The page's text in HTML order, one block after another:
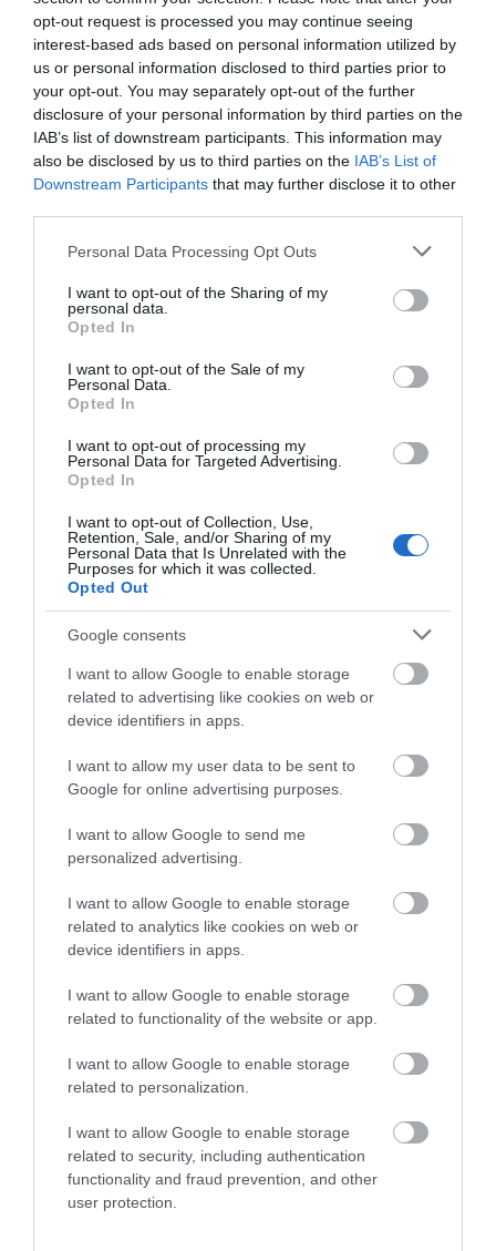
opt-out request is processed you may continue seeing
interest-based ads based on personal information utilized by
us or personal information disclosed to third parties prior to
your opt-out. You may separately opt-out of the further
disclosure of your personal information by third parties on the
IAB’s list of downstream participants. This information may
also be disclosed by us to third parties on the IAB’s List of
Downstream Participants that may further disclose it to other
Please note that this website/app uses one or more Google
not limited to your visit or usage behaviour. You may click to
grant or deny consent to Google and its third-party tags to
use your data for below specified purposes in below Google
consent section.
Personal Data Processing Opt Outs
I want to opt-out of the Sharing of my
personal data.
Opted In
I want to opt-out of the Sale of my
Personal Data.
Opted In
I want to opt-out of processing my
Personal Data for Targeted Advertising.
Opted In
I want to opt-out of Collection, Use,
Retention, Sale, and/or Sharing of my
Personal Data that Is Unrelated with the
Purposes for which it was collected.
Opted Out
Google consents
I want to allow Google to enable storage
related to advertising like cookies on web or
device identifiers in apps.
I want to allow my user data to be sent to
Google for online advertising purposes.
I want to allow Google to send me
personalized advertising.
I want to allow Google to enable storage
related to analytics like cookies on web or
device identifiers in apps.
I want to allow Google to enable storage
related to functionality of the website or app.
I want to allow Google to enable storage
related to personalization.
I want to allow Google to enable storage
related to security, including authentication
functionality and fraud prevention, and other
user protection.
08.08.2026 | 18:40
Αγανάκτηση σε χωριό της
Εύβοιας: Μένουν κάθε μέρα χωρίς
νερό – Σοβαρή καταγγελία
08.08.2026 | 18:20
Αγροτικές ενισχύσεις: Ποιοι θα
λάβουν νωρίτερα τις
08.08.2026 | 18:00
Σε πελάγη ευτυχίας
αντιδήμαρχος στην Εύβοια! Έγινε
08.08.2026 | 17:40
οικογενειακές διακοπές στην
Εύβοια! Δείτε σε ποια παραλία
«Κόκκινος» συναγερμός στην
Εύβοια: Red Code αύριο Κυριακή –
Αυξημένη ετοιμότητα παντού
08.08.2026 | 17:00
Ρόδος: Έγραψαν 80χρονη για
κράνος!
08.08.2026 | 16:40
ξερά χόρτα
Εύβοια! Η Ιερά Μονή
Οσίου Δαυΐδ έλαμψε
στη μεγάλη πανήγυρη
της Μεταμορφώσεως
Εύβοια: Τέλος στις
παράνομες χωματερές
– Έρχονται πρόστιμα
Εύβοια: Η μαύρη
χρονικό της τραγωδίας
Εύβοια: Πότε θα γίνει ο
καθιερωμένος έρανος
για το «Στιφάδο της
Παναγίας»
έζησε η Εύβοια πριν